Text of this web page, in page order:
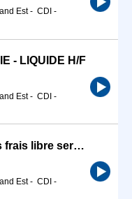
Est- CDI -
- LIQUIDE H/F
Est- CDI -
Employé commercial produits frais libre service H/F
Est- CDI -